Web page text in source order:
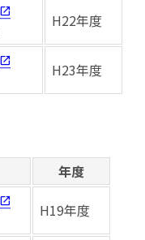
H22年度
H23年度
年度
H19年度